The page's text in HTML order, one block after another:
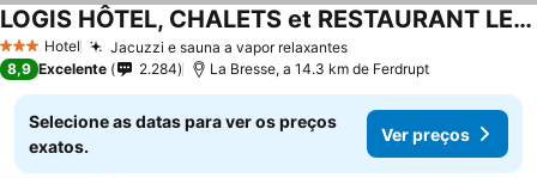
3 EstrelasHotel Jacuzzi e sauna a vapor relaxantes
LOGIS HÔTEL, CHALETS et RESTAURANT LES CHATELMINÉS
8,9 Excelente 2.284 La Bresse, a 14.3 km de Ferdrupt
Selecione as datas para ver os preços
exatos.
Ver preços